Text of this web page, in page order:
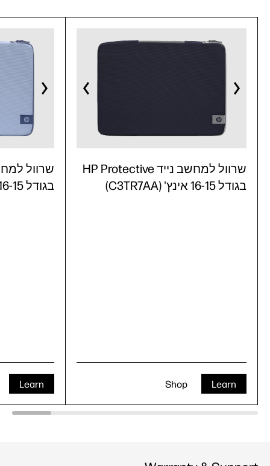
בגודל 16-15 אינץ' (C3TR6AA)
Learn
שרוול למחשב נייד HP Protective
בגודל 16-15 אינץ' (C3TR7AA)
Learn
Shop